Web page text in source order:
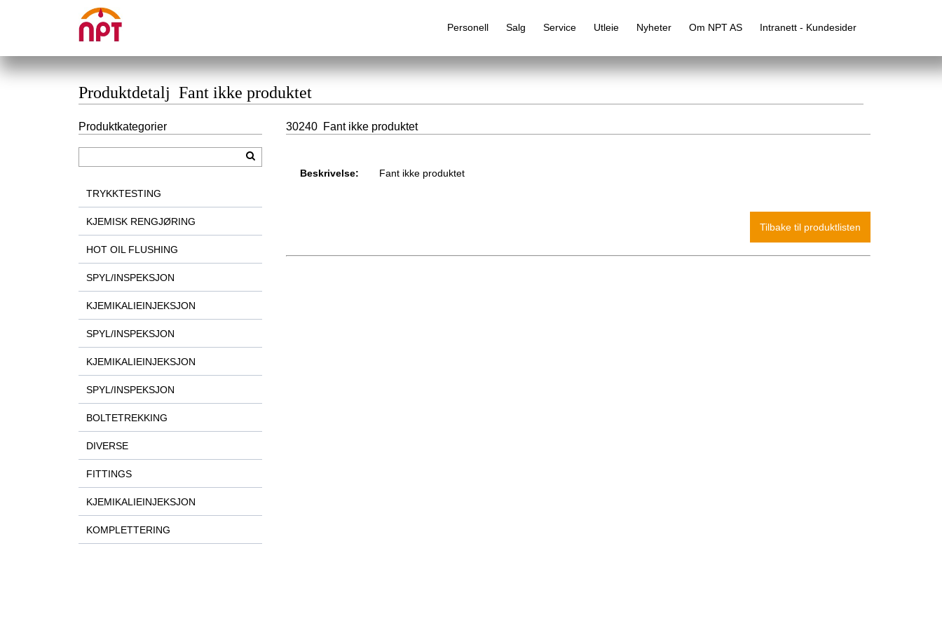
Personell Salg Service Utleie Nyheter Om NPT AS Intranett - Kundesider
Produktdetalj Fant ikke produktet
30240 Fant ikke produktet
Beskrivelse: Fant ikke produktet
Produktkategorier
TRYKKTESTING
KJEMISK RENGJØRING
HOT OIL FLUSHING
SPYL/INSPEKSJON
KJEMIKALIEINJEKSJON
SPYL/INSPEKSJON
KJEMIKALIEINJEKSJON
SPYL/INSPEKSJON
BOLTETREKKING
DIVERSE
FITTINGS
KJEMIKALIEINJEKSJON
KOMPLETTERING